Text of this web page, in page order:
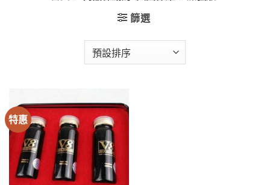
篩選
特惠